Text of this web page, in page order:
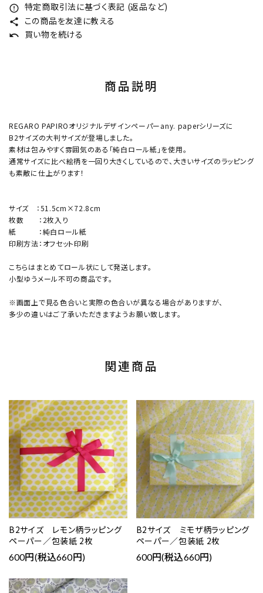
error_outline 特定商取引法に基づく表記 (返品など)
share この商品を友達に教える
undo 買い物を続ける
商品説明
REGARO PAPIROオリジナルデザインペーパーany. paperシリーズに
B2サイズの大判サイズが登場しました。
素材は包みやすく雰囲気のある「純白ロール紙」を使用。
通常サイズに比べ絵柄を一回り大きくしているので、大きいサイズのラッピング
も素敵に仕上がります！
サイズ ：51.5cm×72.8cm
枚数 ：2枚入り
紙 ：純白ロール紙
印刷方法：オフセット印刷
こちらはまとめてロール状にして発送します。
小型ゆうメール不可の商品です。
※画面上で見る色合いと実際の色合いが異なる場合がありますが、
多少の違いはご了承いただきますようお願い致します。
関連商品
B2サイズ レモン柄ラッピング
ペーパー／包装紙 2枚
600円(税込660円)
B2サイズ ミモザ柄ラッピング
ペーパー／包装紙 2枚
600円(税込660円)